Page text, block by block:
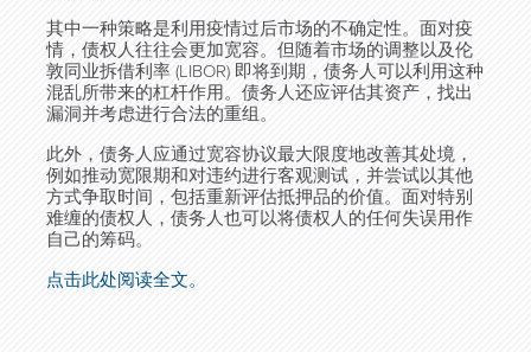
其中一种策略是利用疫情过后市场的不确定性。面对疫
情，债权人往往会更加宽容。但随着市场的调整以及伦
敦同业拆借利率 (LIBOR) 即将到期，债务人可以利用这种
混乱所带来的杠杆作用。债务人还应评估其资产，找出
漏洞并考虑进行合法的重组。
此外，债务人应通过宽容协议最大限度地改善其处境，
例如推动宽限期和对违约进行客观测试，并尝试以其他
方式争取时间，包括重新评估抵押品的价值。面对特别
难缠的债权人，债务人也可以将债权人的任何失误用作
自己的筹码。
点击此处阅读全文。